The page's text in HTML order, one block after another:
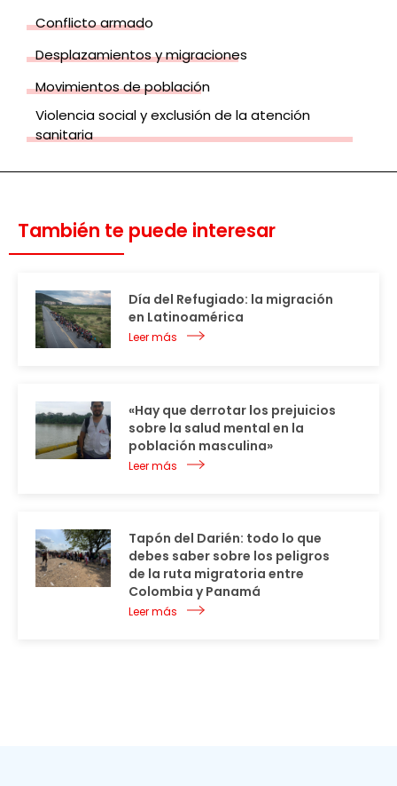
Conflicto armado
Desplazamientos y migraciones
Movimientos de población
Violencia social y exclusión de la atención
sanitaria
También te puede interesar
Día del Refugiado: la migración
en Latinoamérica
Leer más
«Hay que derrotar los prejuicios
sobre la salud mental en la
población masculina»
Leer más
Tapón del Darién: todo lo que
debes saber sobre los peligros
de la ruta migratoria entre
Colombia y Panamá
Leer más